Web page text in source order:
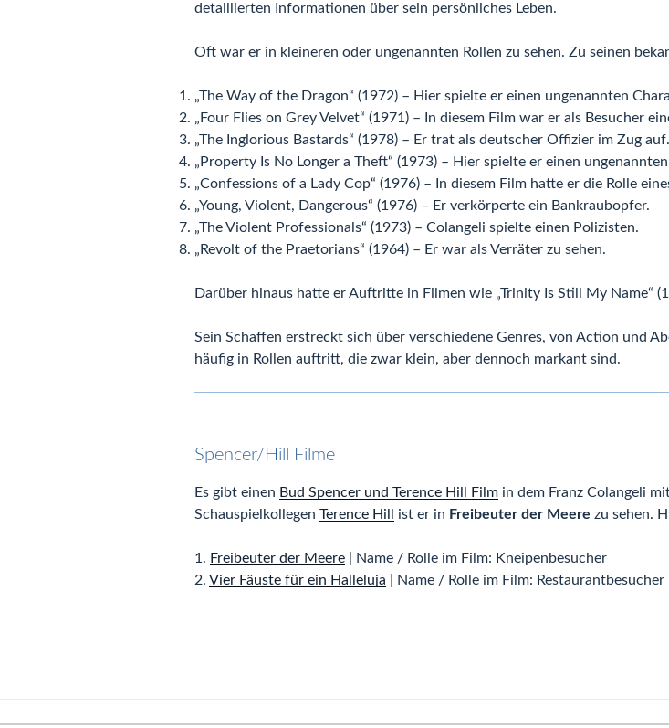
detaillierten Informationen über sein persönliches Leben.
Oft war er in kleineren oder ungenannten Rollen zu sehen. Zu seinen
„The Way of the Dragon“ (1972) – Hier spielte er einen ungenannten
„Four Flies on Grey Velvet“ (1971) – In diesem Film war er als Besucher
„The Inglorious Bastards“ (1978) – Er trat als deutscher Offizier im Zug auf.
„Property Is No Longer a Theft“ (1973) – Hier spielte er einen
„Confessions of a Lady Cop“ (1976) – In diesem Film hatte er die Rolle
„Young, Violent, Dangerous“ (1976) – Er verkörperte ein Bankraubopfer.
„The Violent Professionals“ (1973) – Colangeli spielte einen Polizisten.
„Revolt of the Praetorians“ (1964) – Er war als Verräter zu sehen.
Darüber hinaus hatte er Auftritte in Filmen wie „Trinity Is Still My Name“
Sein Schaffen erstreckt sich über verschiedene Genres, von Action und
häufig in Rollen auftritt, die zwar klein, aber dennoch markant sind.
Spencer/Hill Filme
Es gibt einen Bud Spencer und Terence Hill Filmin dem Franz Colangeli
Schauspielkollegen Terence Hill ist er in Freibeuter der Meere zu sehen.
1. Freibeuter der Meere| Name / Rolle im Film: Kneipenbesucher
2. Vier Fäuste für ein Halleluja | Name / Rolle im Film: Restaurantbesucher